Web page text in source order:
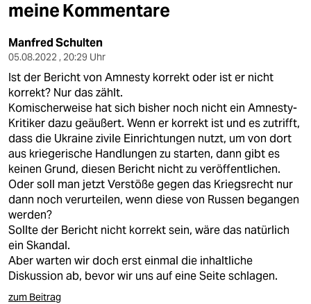
sport
berlin
nord
wahrheit
verlag
verlag
veranstaltungen
shop
fragen & hilfe
unterstützen
meine Kommentare
Manfred Schulten
05.08.2022 , 20:29 Uhr
Ist der Bericht von Amnesty korrekt oder ist er nicht
korrekt? Nur das zählt.
Komischerweise hat sich bisher noch nicht ein Amnesty-
Kritiker dazu geäußert. Wenn er korrekt ist und es zutrifft,
dass die Ukraine zivile Einrichtungen nutzt, um von dort
aus kriegerische Handlungen zu starten, dann gibt es
keinen Grund, diesen Bericht nicht zu veröffentlichen.
Oder soll man jetzt Verstöße gegen das Kriegsrecht nur
dann noch verurteilen, wenn diese von Russen begangen
werden?
Sollte der Bericht nicht korrekt sein, wäre das natürlich
ein Skandal.
Aber warten wir doch erst einmal die inhaltliche
Diskussion ab, bevor wir uns auf eine Seite schlagen.
zum Beitrag